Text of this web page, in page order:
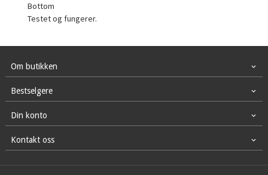
Bottom
Testet og fungerer.
Om butikken
Bestselgere
Din konto
Kontakt oss